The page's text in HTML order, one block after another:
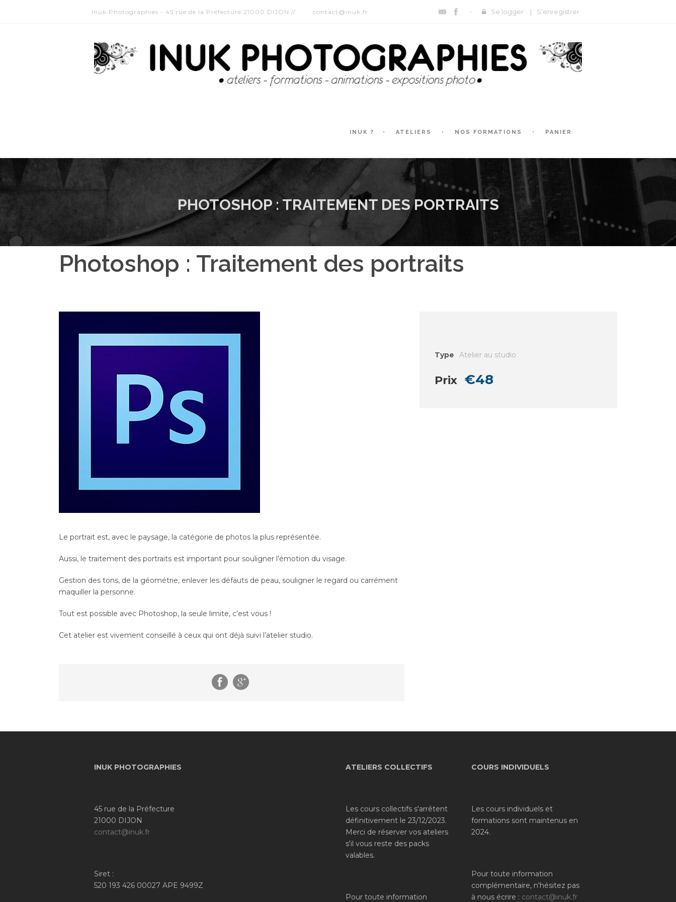
Inuk Photographies - 45 rue de la Préfecture 21000 DIJON // contact@inuk.fr Se logger | S’enregistrer
INUK ? ATELIERS NOS FORMATIONS PANIER
PHOTOSHOP : TRAITEMENT DES PORTRAITS
Photoshop : Traitement des portraits
Type Atelier au studio
Prix €48
Le portrait est, avec le paysage, la catégorie de photos la plus représentée.
Aussi, le traitement des portraits est important pour souligner l’émotion du visage.
Gestion des tons, de la géométrie, enlever les défauts de peau, souligner le regard ou carrément
maquiller la personne.
Tout est possible avec Photoshop, la seule limite, c’est vous !
Cet atelier est vivement conseillé à ceux qui ont déjà suivi l’atelier studio.
INUK PHOTOGRAPHIES
45 rue de la Préfecture
21000 DIJON
contact@inuk.fr
Siret :
520 193 426 00027 APE 9499Z
ATELIERS COLLECTIFS
Les cours collectifs s'arrêtent
définitivement le 23/12/2023.
Merci de réserver vos ateliers
s'il vous reste des packs
valables.
Pour toute information
COURS INDIVIDUELS
Les cours individuels et
formations sont maintenus en
2024.
Pour toute information
complémentaire, n'hésitez pas
à nous écrire : contact@inuk.fr